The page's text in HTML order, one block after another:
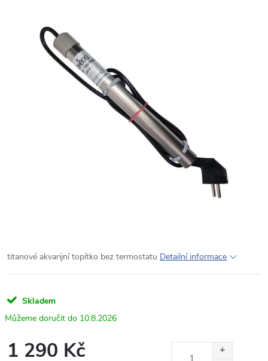
titanové akvarijní topítko bez termostatu Detailní informace
Skladem
10.8.2026
1 290 Kč